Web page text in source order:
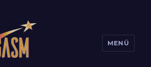
MENÜ